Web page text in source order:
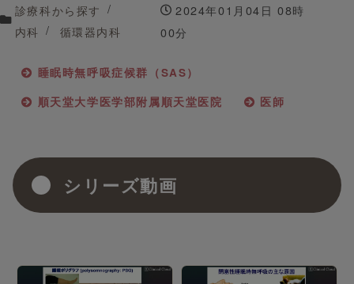
診療科から探す
内科
循環器内科
2024年01月04日 08時
00分
睡眠時無呼吸症候群（SAS）
順天堂大学医学部附属順天堂医院
医師
シリーズ動画